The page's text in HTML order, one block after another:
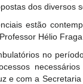
dos diversos
estão
Hélio
no
e com a